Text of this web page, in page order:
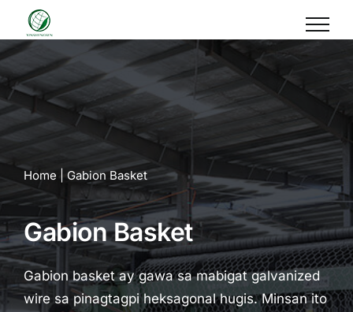
content
Home | Gabion Basket
Gabion Basket
Gabion basket ay gawa sa mabigat galvanized
wire sa pinagtagpi heksagonal hugis. Minsan ito